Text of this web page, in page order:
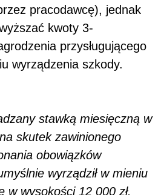
pracodawcę), jednak
kwoty 3-
przysługującego
wyrządzenia szkody.
stawką miesięczną w
skutek zawinionego
obowiązków
wyrządził w mieniu
w wysokości 12 000 zł.